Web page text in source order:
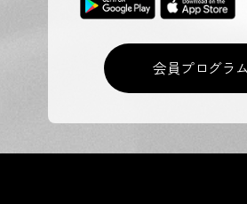
会員プログラム